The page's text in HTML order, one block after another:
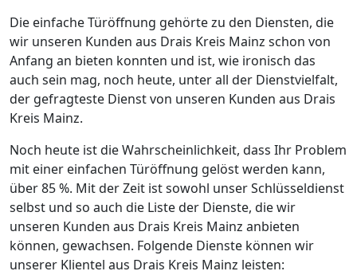
Die einfache Türöffnung gehörte zu den Diensten, die
wir unseren Kunden aus Drais Kreis Mainz schon von
Anfang an bieten konnten und ist, wie ironisch das
auch sein mag, noch heute, unter all der Dienstvielfalt,
der gefragteste Dienst von unseren Kunden aus Drais
Kreis Mainz.
Noch heute ist die Wahrscheinlichkeit, dass Ihr Problem
mit einer einfachen Türöffnung gelöst werden kann,
über 85 %. Mit der Zeit ist sowohl unser Schlüsseldienst
selbst und so auch die Liste der Dienste, die wir
unseren Kunden aus Drais Kreis Mainz anbieten
können, gewachsen. Folgende Dienste können wir
unserer Klientel aus Drais Kreis Mainz leisten: